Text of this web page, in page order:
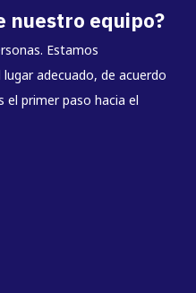
nuestro equipo?
Estamos
adecuado, de acuerdo
el primer paso hacia el